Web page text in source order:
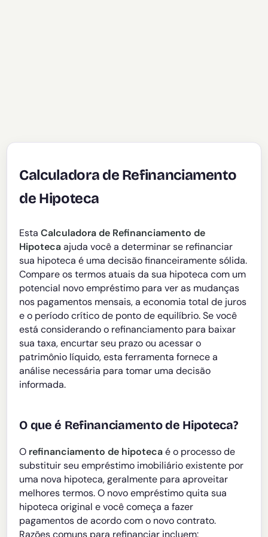
Calculadora de Refinanciamento
de Hipoteca
EstaCalculadora de Refinanciamento de
Hipotecaajuda você a determinar se refinanciar
sua hipoteca é uma decisão financeiramente sólida.
Compare os termos atuais da sua hipoteca com um
potencial novo empréstimo para ver as mudanças
nos pagamentos mensais, a economia total de juros
e o período crítico de ponto de equilíbrio. Se você
está considerando o refinanciamento para baixar
sua taxa, encurtar seu prazo ou acessar o
patrimônio líquido, esta ferramenta fornece a
análise necessária para tomar uma decisão
informada.
O que é Refinanciamento de Hipoteca?
O refinanciamento de hipotecaé o processo de
substituir seu empréstimo imobiliário existente por
uma nova hipoteca, geralmente para aproveitar
melhores termos. O novo empréstimo quita sua
hipoteca original e você começa a fazer
pagamentos de acordo com o novo contrato.
Razões comuns para refinanciar incluem: